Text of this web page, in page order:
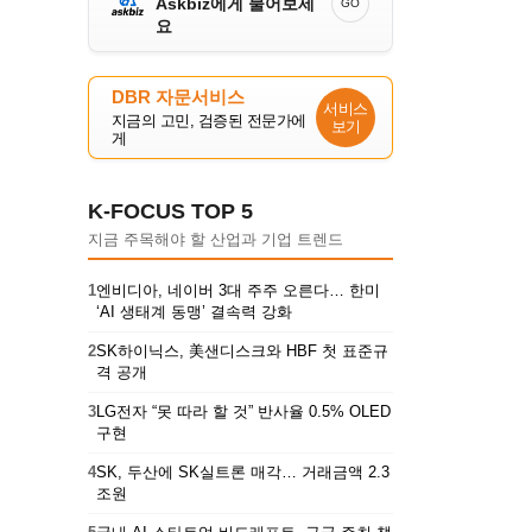
요
GO
DBR 자문서비스
지금의 고민, 검증된 전문가에
게
서비스
보기
K-FOCUS TOP 5
지금 주목해야 할 산업과 기업 트렌드
1엔비디아, 네이버 3대 주주 오른다… 한미
‘AI 생태계 동맹’ 결속력 강화
2SK하이닉스, 美샌디스크와 HBF 첫 표준규
격 공개
3LG전자 “못 따라 할 것” 반사율 0.5% OLED
구현
4SK, 두산에 SK실트론 매각… 거래금액 2.3
조원